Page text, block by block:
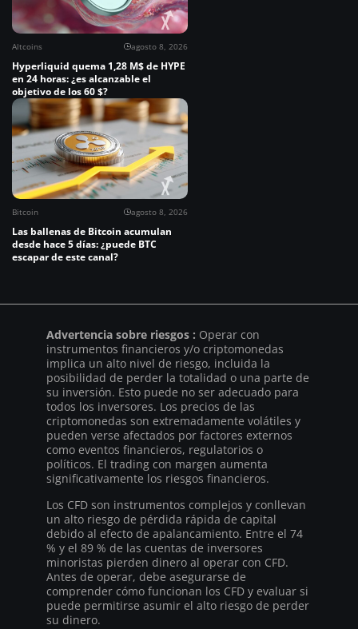
Altcoins agosto 8, 2026
Hyperliquid quema 1,28 M$ de HYPE
en 24 horas: ¿es alcanzable el
objetivo de los 60 $?
Bitcoin agosto 8, 2026
Las ballenas de Bitcoin acumulan
desde hace 5 días: ¿puede BTC
escapar de este canal?
Advertencia sobre riesgos : Operar con
instrumentos financieros y/o criptomonedas
implica un alto nivel de riesgo, incluida la
posibilidad de perder la totalidad o una parte de
su inversión. Esto puede no ser adecuado para
todos los inversores. Los precios de las
criptomonedas son extremadamente volátiles y
pueden verse afectados por factores externos
como eventos financieros, regulatorios o
políticos. El trading con margen aumenta
significativamente los riesgos financieros.
Los CFD son instrumentos complejos y conllevan
un alto riesgo de pérdida rápida de capital
debido al efecto de apalancamiento. Entre el 74
% y el 89 % de las cuentas de inversores
minoristas pierden dinero al operar con CFD.
Antes de operar, debe asegurarse de
comprender cómo funcionan los CFD y evaluar si
puede permitirse asumir el alto riesgo de perder
su dinero.